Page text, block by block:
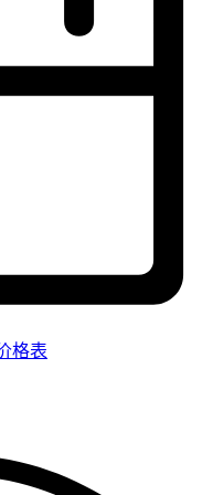
格表